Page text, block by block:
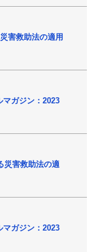
害救助法の適用
ガジン：2023
災害救助法の適
ガジン：2023